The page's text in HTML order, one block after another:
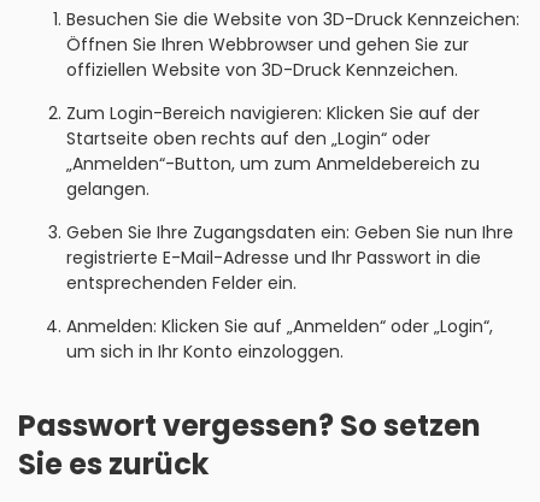
Besuchen Sie die Website von 3D-Druck Kennzeichen:
Öffnen Sie Ihren Webbrowser und gehen Sie zur
offiziellen Website von 3D-Druck Kennzeichen.
Zum Login-Bereich navigieren: Klicken Sie auf der
Startseite oben rechts auf den „Login“ oder
„Anmelden“-Button, um zum Anmeldebereich zu
gelangen.
Geben Sie Ihre Zugangsdaten ein: Geben Sie nun Ihre
registrierte E-Mail-Adresse und Ihr Passwort in die
entsprechenden Felder ein.
Anmelden: Klicken Sie auf „Anmelden“ oder „Login“,
um sich in Ihr Konto einzologgen.
Passwort vergessen? So setzen
Sie es zurück